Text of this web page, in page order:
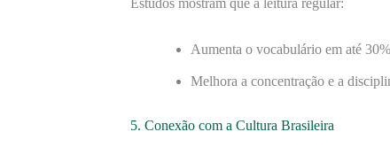
Estudos mostram que a leitura regular:
Aumenta o vocabulário em até
Melhora a concentração e a
5. Conexão com a Cultura Brasileira